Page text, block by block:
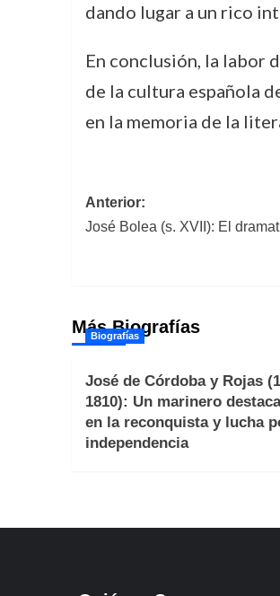
dando lugar a un rico
En conclusión, la labor
de la cultura española
en la memoria de la
Navegación
Anterior:
José Bolea (s. XVII): El
Más Biografías
Biografías
José de Córdoba y Rojas
1810): Un marinero
en la reconquista y lucha
independencia